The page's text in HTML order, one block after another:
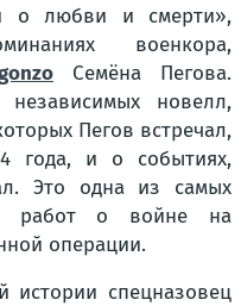
о любви и смерти»,
военкора,
Семёна Пегова.
новелл,
Пегов встречал,
года, и о событиях,
Это одна из самых
работ о войне на
операции.
истории спецназовец